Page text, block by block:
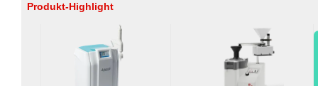
Produkt-Highlight